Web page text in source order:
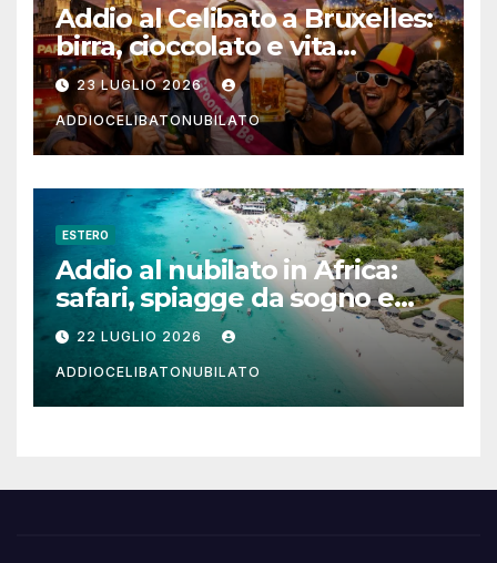
Addio al Celibato a Bruxelles:
birra, cioccolato e vita
notturna per un weekend
indimenticabile
23 LUGLIO 2026
ADDIOCELIBATONUBILATO
ESTERO
Addio al nubilato in Africa:
safari, spiagge da sogno e
città magiche
22 LUGLIO 2026
ADDIOCELIBATONUBILATO